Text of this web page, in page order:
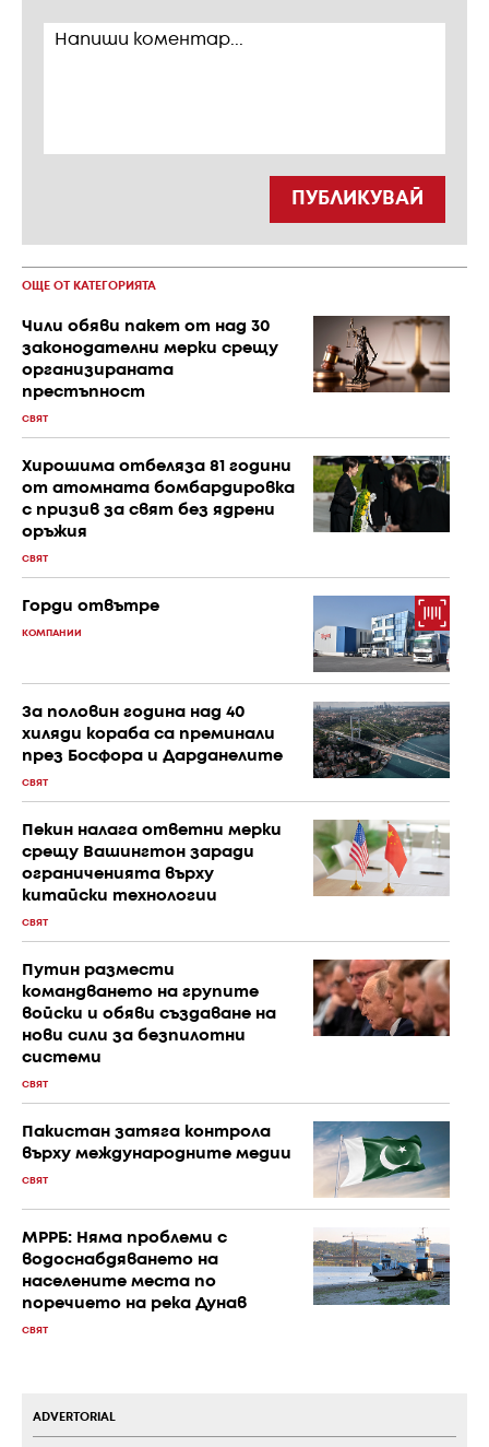
ПУБЛИКУВАЙ
ОЩЕ ОТ КАТЕГОРИЯТА
Чили обяви пакет от над 30
законодателни мерки срещу
организираната
престъпност
СВЯТ
Хирошима отбеляза 81 години
от атомната бомбардировка
с призив за свят без ядрени
оръжия
СВЯТ
Горди отвътре
КОМПАНИИ
За половин година над 40
хиляди кораба са преминали
през Босфора и Дарданелите
СВЯТ
Пекин налага ответни мерки
срещу Вашингтон заради
ограниченията върху
китайски технологии
СВЯТ
Путин размести
командването на групите
войски и обяви създаване на
нови сили за безпилотни
системи
СВЯТ
Пакистан затяга контрола
върху международните медии
СВЯТ
МРРБ: Няма проблеми с
водоснабдяването на
населените места по
поречието на река Дунав
СВЯТ
ADVERTORIAL